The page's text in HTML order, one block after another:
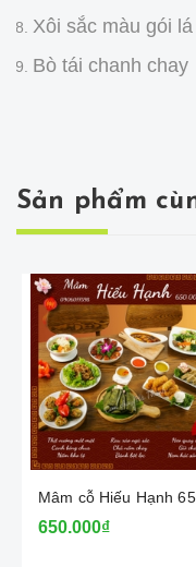
Xôi sắc màu gói lá
Bò tái chanh chay
Sản phẩm
Mâm cỗ Hiếu Hạnh
650.000₫